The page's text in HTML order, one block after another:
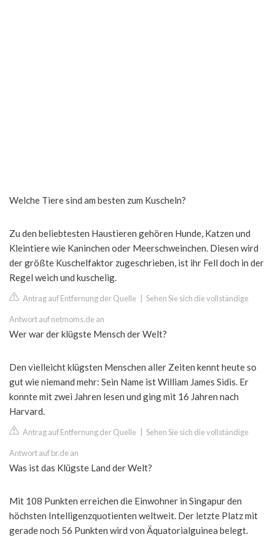
Welche Tiere sind am besten zum Kuscheln?
Zu den beliebtesten Haustieren gehören Hunde, Katzen und
Kleintiere wie Kaninchen oder Meerschweinchen. Diesen wird
der größte Kuschelfaktor zugeschrieben, ist ihr Fell doch in der
Regel weich und kuschelig.
Antrag auf Entfernung der Quelle Sehen Sie sich die vollständige
Antwort auf netmoms.de an
Wer war der klügste Mensch der Welt?
Den vielleicht klügsten Menschen aller Zeiten kennt heute so
gut wie niemand mehr: Sein Name ist William James Sidis. Er
konnte mit zwei Jahren lesen und ging mit 16 Jahren nach
Harvard.
Antrag auf Entfernung der Quelle Sehen Sie sich die vollständige
Antwort auf br.de an
Was ist das Klügste Land der Welt?
Mit 108 Punkten erreichen die Einwohner in Singapur den
höchsten Intelligenzquotienten weltweit. Der letzte Platz mit
gerade noch 56 Punkten wird von Äquatorialguinea belegt.